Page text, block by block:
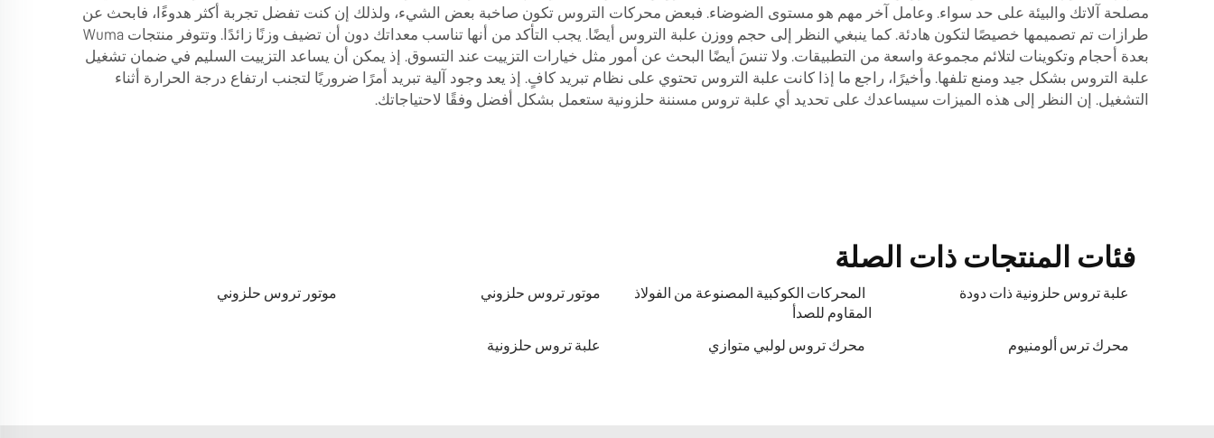
مصلحة آلاتك والبيئة على حد سواء. وعامل آخر مهم هو مستوى الضوضاء. فبعض محركات التروس تكون صاخبة بعض الشيء، ولذلك إن كنت تفضل تجربة أكثر هدوءًا، فابحث عن
طرازات تم تصميمها خصيصًا لتكون هادئة. كما ينبغي النظر إلى حجم ووزن علبة التروس أيضًا. يجب التأكد من أنها تناسب معداتك دون أن تضيف وزنًا زائدًا. وتتوفر منتجات Wuma
بعدة أحجام وتكوينات لتلائم مجموعة واسعة من التطبيقات. ولا تنسَ أيضًا البحث عن أمور مثل خيارات التزييت عند التسوق. إذ يمكن أن يساعد التزييت السليم في ضمان تشغيل
علبة التروس بشكل جيد ومنع تلفها. وأخيرًا، راجع ما إذا كانت علبة التروس تحتوي على نظام تبريد كافٍ. إذ يعد وجود آلية تبريد أمرًا ضروريًا لتجنب ارتفاع درجة الحرارة أثناء
التشغيل. إن النظر إلى هذه الميزات سيساعدك على تحديد أي علبة تروس مسننة حلزونية ستعمل بشكل أفضل وفقًا لاحتياجاتك.
فئات المنتجات ذات الصلة
علبة تروس حلزونية ذات دودة
المحركات الكوكبية المصنوعة من الفولاذ
المقاوم للصدأ
موتور تروس حلزوني موتور تروس حلزوني
محرك ترس ألومنيوم محرك تروس لولبي متوازي علبة تروس حلزونية